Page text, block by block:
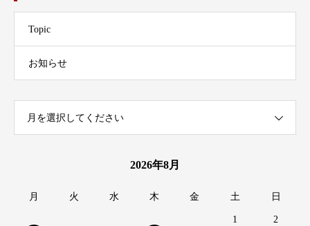
Topic
お知らせ
月を選択してください
2026年8月
月 火 水 木 金 土 日
1
2